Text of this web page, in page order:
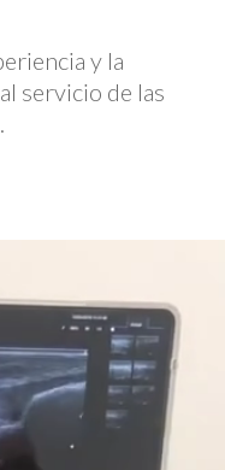
y la
servicio de las